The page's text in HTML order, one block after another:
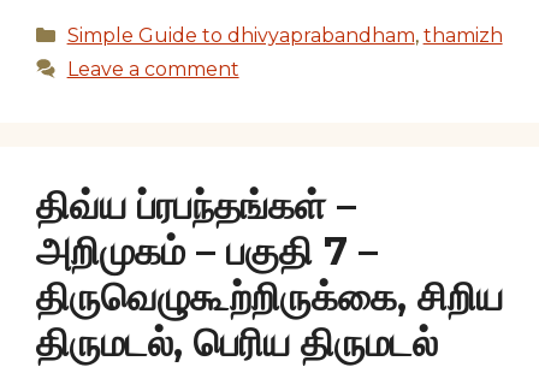
Categories
Simple Guide to dhivyaprabandham, thamizh
Leave a comment
திவ்ய ப்ரபந்தங்கள் –
அறிமுகம் – பகுதி 7 –
திருவெழுகூற்றிருக்கை, சிறிய
திருமடல், பெரிய திருமடல்